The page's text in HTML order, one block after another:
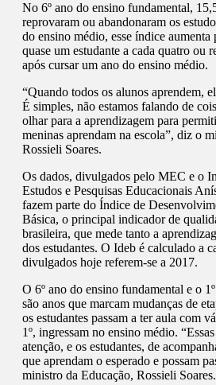
No 6º ano do ensino fundamental,
reprovaram ou abandonaram os
do ensino médio, esse índice aumenta
quase um estudante a cada quatro ou
após cursar um ano do ensino médio.
“Quando todos os alunos aprendem,
É simples, não estamos falando de
olhar para a aprendizagem para
meninas aprendam na escola”, diz o
Rossieli Soares.
Os dados, divulgados pelo MEC e o
Estudos e Pesquisas Educacionais
fazem parte do Índice de
Básica, o principal indicador de
brasileira, que mede tanto a
dos estudantes. O Ideb é calculado a
divulgados hoje referem-se a 2017.
O 6º ano do ensino fundamental e o
são anos que marcam mudanças de
os estudantes passam a ter aula com
1º, ingressam no ensino médio.
atenção, e os estudantes, de
que aprendam o esperado e possam
ministro da Educação, Rossieli Soares.